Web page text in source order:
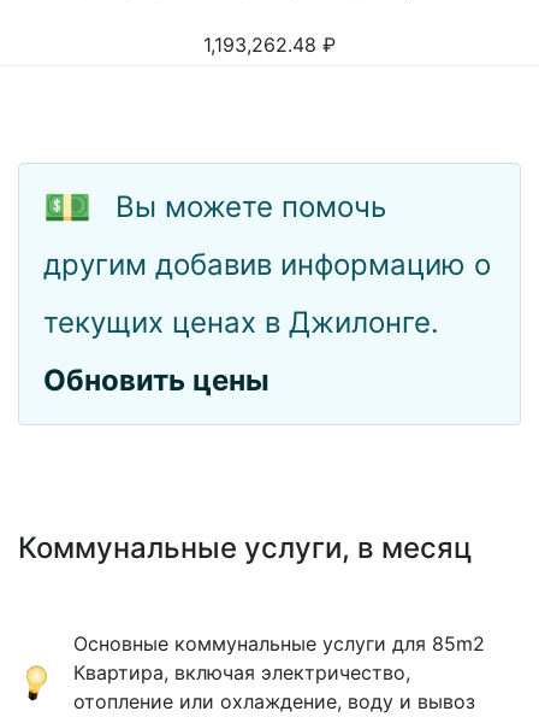
1,193,262.48 ₽
💵
Вы можете помочь
другим добавив информацию о
текущих ценах в Джилонге.
Обновить цены
Коммунальные услуги, в месяц
Основные коммунальные услуги для 85m2
Квартира, включая электричество,
отопление или охлаждение, воду и вывоз